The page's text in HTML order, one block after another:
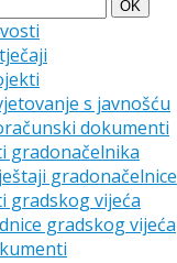
Search
OK
s javnošću
dokumenti
gradonačelnika
gradonačelnice
gradskog vijeća
gradskog vijeća